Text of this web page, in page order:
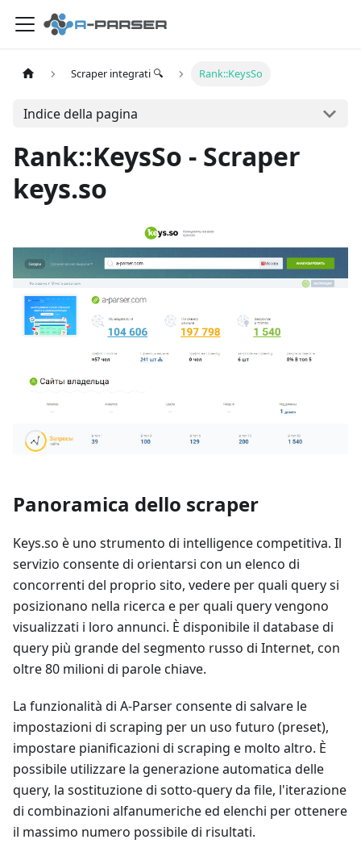
Scraper integrati 🔍 Rank::KeysSo
Indice della pagina
Rank::KeysSo - Scraper
keys.so
Panoramica dello scraper
Keys.so è uno strumento di intelligence competitiva. Il
servizio consente di orientarsi con un elenco di
concorrenti del proprio sito, vedere per quali query si
posizionano nella ricerca e per quali query vengono
visualizzati i loro annunci. È disponibile il database di
query più grande del segmento russo di Internet, con
oltre 80 milioni di parole chiave.
La funzionalità di A-Parser consente di salvare le
impostazioni di scraping per un uso futuro (preset),
impostare pianificazioni di scraping e molto altro. È
possibile utilizzare la generazione automatica delle
query, la sostituzione di sotto-query da file, l'iterazione
di combinazioni alfanumeriche ed elenchi per ottenere
il massimo numero possibile di risultati.